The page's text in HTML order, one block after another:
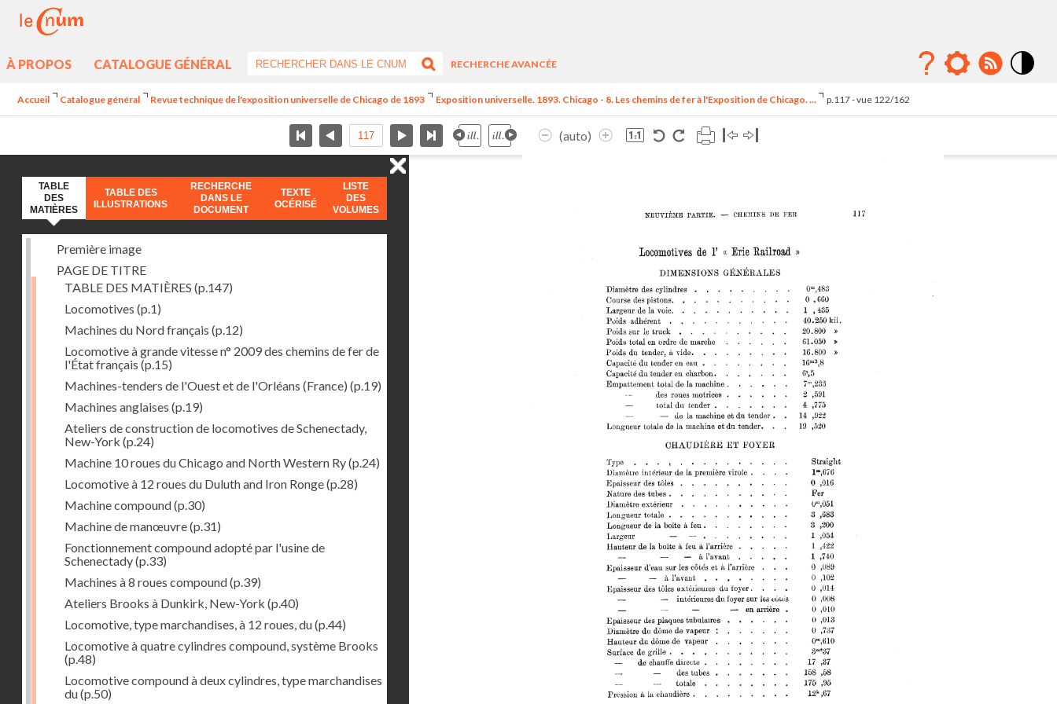
À PROPOS CATALOGUE GÉNÉRAL
RECHERCHE AVANCÉE
Accueil Catalogue général Revue technique de l'exposition universelle de Chicago de 1893 Exposition universelle. 1893. Chicago - 8. Les chemins de fer à l'Exposition de Chicago. ... p.117 - vue 122/162
(auto)
TABLE
DES
MATIÈRES
TABLE DES
ILLUSTRATIONS
RECHERCHE
DANS LE
DOCUMENT
TEXTE
OCÉRISÉ
LISTE
DES
VOLUMES
Première image
PAGE DE TITRE
TABLE DES MATIÈRES (p.147)
Locomotives (p.1)
Machines du Nord français (p.12)
Locomotive à grande vitesse n° 2009 des chemins de fer de
l'État français (p.15)
Machines-tenders de l'Ouest et de l'Orléans (France) (p.19)
Machines anglaises (p.19)
Ateliers de construction de locomotives de Schenectady,
New-York (p.24)
Machine 10 roues du Chicago and North Western Ry(p.24)
Locomotive à 12 roues du Duluth and Iron Ronge(p.28)
Machine compound(p.30)
Machine de manœuvre(p.31)
Fonctionnement compound adopté par l'usine de
Schenectady(p.33)
Machines à 8 roues compound(p.39)
Ateliers Brooks à Dunkirk, New-York (p.40)
Locomotive, type marchandises, à 12 roues, du(p.44)
Locomotive à quatre cylindres compound, système Brooks
(p.48)
Locomotive compound à deux cylindres, type marchandises
du(p.50)